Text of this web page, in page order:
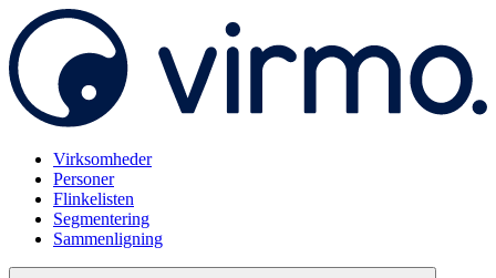
Virksomheder
Personer
Flinkelisten
Segmentering
Sammenligning